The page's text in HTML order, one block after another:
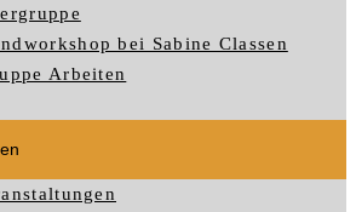
bei Sabine Classen
Arbeiten